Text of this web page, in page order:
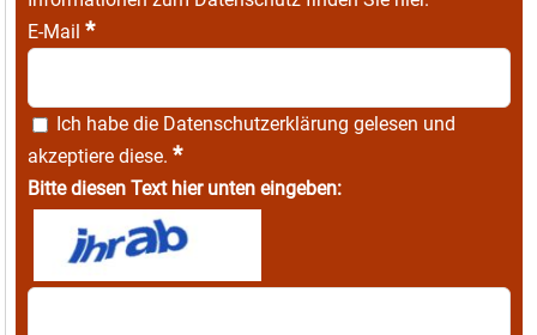
E-Mail *
Ich habe die Datenschutzerklärung gelesen und
akzeptiere diese. *
Bitte diesen Text hier unten eingeben: